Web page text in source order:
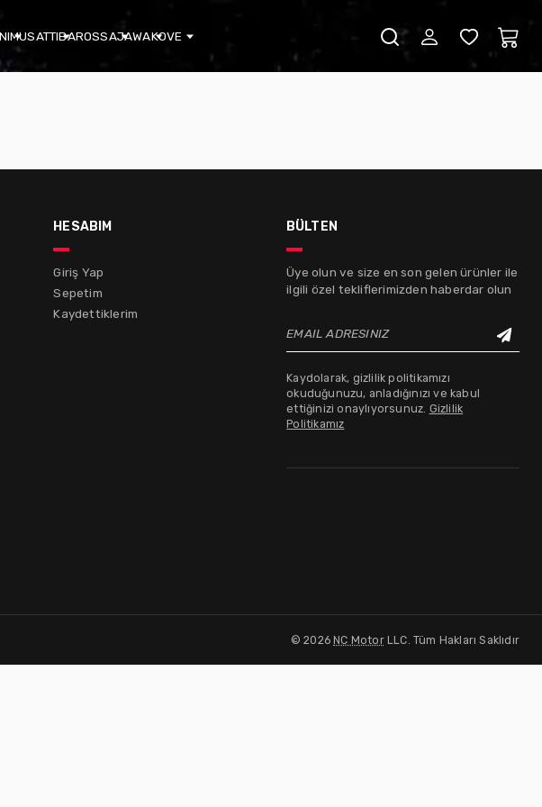
MUSATTIBAROSSAJAWAKOVE
hesabım
Giriş Yap
Sepetim
Kaydettiklerim
bülten
Üye olun ve size en son gelen ürünler ile
ilgili özel tekliflerimizden haberdar olun
EMAIL ADRESINIZ
Kaydolarak, gizlilik politikamızı
okuduğunuzu, anladığınızı ve kabul
ettiğinizi onaylıyorsunuz. Gizlilik
Politikamız
©2026 NC MotorLLC. Tüm Hakları Saklıdır